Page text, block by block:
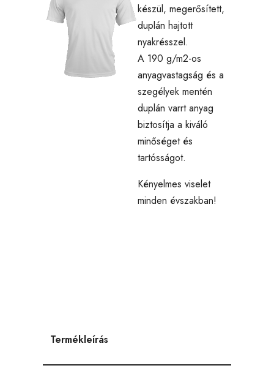
készül, megerősített,
duplán hajtott
nyakrésszel.
A 190 g/m2-os
anyagvastagság és a
szegélyek mentén
duplán varrt anyag
biztosítja a kiváló
minőséget és
tartósságot.
Kényelmes viselet
minden évszakban!
Termékleírás